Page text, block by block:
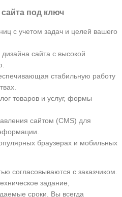
под ключ
с учетом задач и целей вашего
дизайна сайта с высокой
стабильную работу
товаров и услуг, формы
сайтом (CMS) для
браузерах и мобильных
согласовываются с заказчиком.
задание,
сроки. Вы всегда